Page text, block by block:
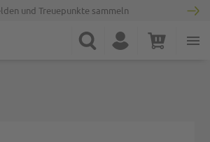
und Treuepunkte sammeln
Suche Konto Warenkorb